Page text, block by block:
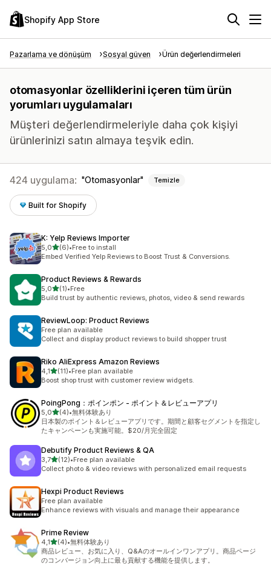
Shopify App Store
Pazarlama ve dönüşüm Sosyal güven Ürün değerlendirmeleri
otomasyonlar özelliklerini içeren tüm ürün
yorumları uygulamaları
Müşteri değerlendirmeleriyle daha çok kişiyi
ürünlerinizi satın almaya teşvik edin.
424 uygulama: Otomasyonlar Temizle
Built for Shopify
K: Yelp Reviews Importer
5,05 yıldız üzerinden
(6)
toplam 6 değerlendirme
•Free to install
Embed Verified Yelp Reviews to Boost Trust & Conversions.
Product Reviews & Rewards
5,05 yıldız üzerinden
(1)
toplam 1 değerlendirme
•Free
Build trust by authentic reviews, photos, video & send rewards
ReviewLoop: Product Reviews
Free plan available
Collect and display product reviews to build shopper trust
Riko AliExpress Amazon Reviews
4,15 yıldız üzerinden
(11)
toplam 11 değerlendirme
•Free plan available
Boost shop trust with customer review widgets.
PoingPong：ポインポン ‑ ポイント＆レビューアプリ
5,05 yıldız üzerinden
(4)
toplam 4 değerlendirme
•無料体験あり
日本製のポイント＆レビューアプリです。期間と顧客セグメントを指定し
たキャンペーンも実施可能。$20/月完全固定
Debutify Product Reviews & QA
3,75 yıldız üzerinden
(12)
toplam 12 değerlendirme
•Free plan available
Collect photo & video reviews with personalized email requests
Hexpi Product Reviews
Free plan available
Enhance reviews with visuals and manage their appearance
Prime Review
4,15 yıldız üzerinden
(4)
toplam 4 değerlendirme
•無料体験あり
商品レビュー、お気に入り、Q&Aのオールインワンアプリ。商品ページ
のコンバージョン向上に最も貢献する機能を提供します。